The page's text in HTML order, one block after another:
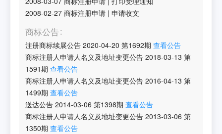
2008-02-27 商标注册申请 |申请收文
商标公告
注册商标续展公告 2020-04-20 第1692期 查看公告
商标注册人申请人名义及地址变更公告 2018-03-13 第
1591期 查看公告
商标注册人申请人名义及地址变更公告 2016-04-13 第
1499期 查看公告
送达公告 2014-03-06 第1398期 查看公告
商标注册人申请人名义及地址变更公告 2013-03-06 第
1350期 查看公告